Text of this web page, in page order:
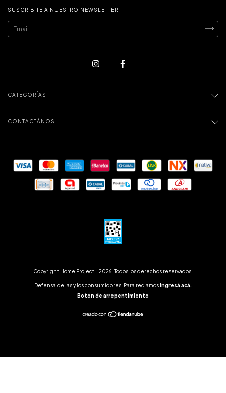
SUSCRIBITE A NUESTRO NEWSLETTER
CATEGORÍAS
CONTACTÁNOS
Copyright Home Project - 2026. Todos los derechos reservados.
Defensa de las y los consumidores. Para reclamosingresá acá.
Botón de arrepentimiento